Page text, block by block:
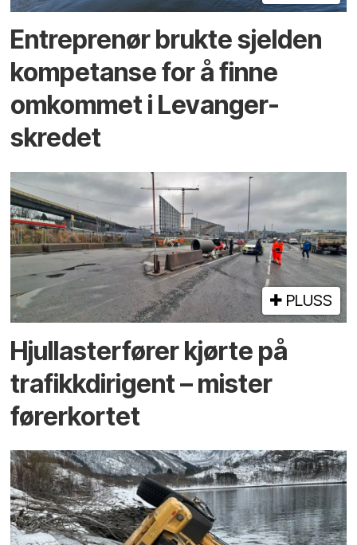
Entreprenør brukte sjelden
kompetanse for å finne
omkommet i Levanger-
skredet
PLUSS
Hjullaster­fører kjørte på
trafikk­dirigent – mister
fører­kortet